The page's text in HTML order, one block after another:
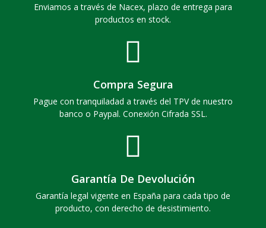
Enviamos a través de Nacex, plazo de entrega para
productos en stock.
Compra Segura
Pague con tranquiladad a través del TPV de nuestro
banco o Paypal. Conexión Cifrada SSL.
Garantía De Devolución
Garantía legal vigente en España para cada tipo de
producto, con derecho de desistimiento.